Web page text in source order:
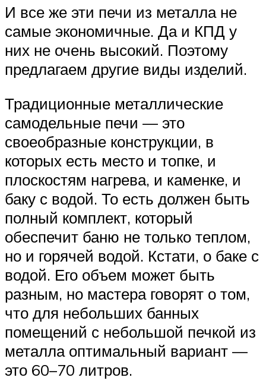
И все же эти печи из металла не
самые экономичные. Да и КПД у
них не очень высокий. Поэтому
предлагаем другие виды изделий.
Традиционные металлические
самодельные печи — это
своеобразные конструкции, в
которых есть место и топке, и
плоскостям нагрева, и каменке, и
баку с водой. То есть должен быть
полный комплект, который
обеспечит баню не только теплом,
но и горячей водой. Кстати, о баке с
водой. Его объем может быть
разным, но мастера говорят о том,
что для небольших банных
помещений с небольшой печкой из
металла оптимальный вариант —
это 60–70 литров.